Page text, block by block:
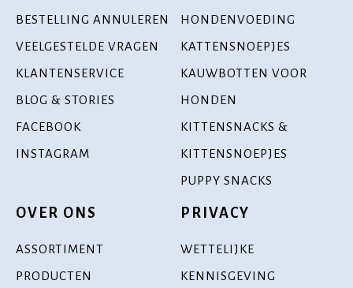
BESTELLING ANNULEREN
VEELGESTELDE VRAGEN
KLANTENSERVICE
BLOG & STORIES
FACEBOOK
INSTAGRAM
HONDENVOEDING
KATTENSNOEPJES
KAUWBOTTEN VOOR
HONDEN
KITTENSNACKS &
KITTENSNOEPJES
PUPPY SNACKS
OVER ONS
ASSORTIMENT
PRODUCTEN
PRIVACY
WETTELIJKE
KENNISGEVING